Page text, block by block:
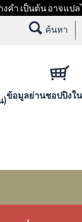
งคำ เป็นต้น อาจแป
ค้นหา
)ข้อมูลย่านชอปปิงใ